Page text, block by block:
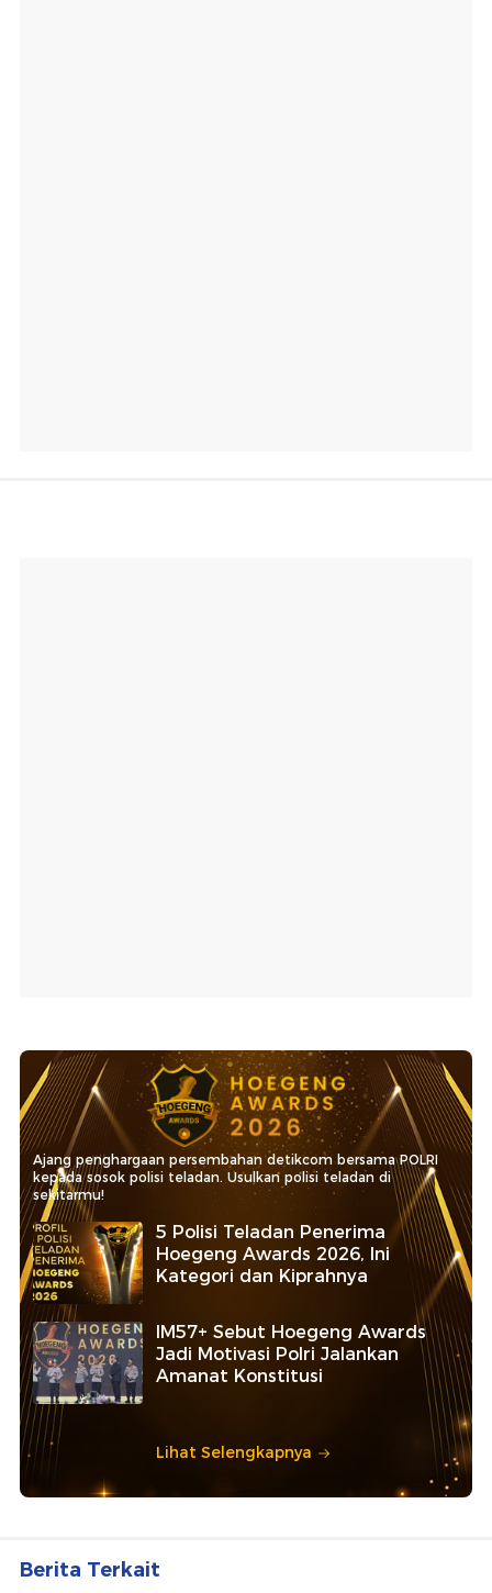
Ajang penghargaan persembahan detikcom bersama POLRI
kepada sosok polisi teladan. Usulkan polisi teladan di
sekitarmu!
5 Polisi Teladan Penerima
Hoegeng Awards 2026, Ini
Kategori dan Kiprahnya
IM57+ Sebut Hoegeng Awards
Jadi Motivasi Polri Jalankan
Amanat Konstitusi
Lihat Selengkapnya
Berita Terkait